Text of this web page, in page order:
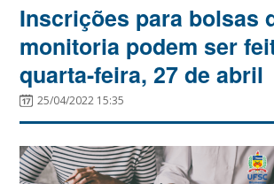
Inscrições para bolsas
monitoria podem ser
quarta-feira, 27 de abril
25/04/2022 15:35